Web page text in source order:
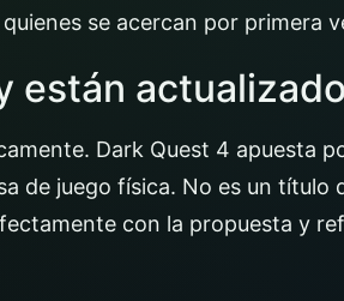
se acercan por primera
están
Dark Quest 4 apuesta
de juego física. No es un
con la propuesta y